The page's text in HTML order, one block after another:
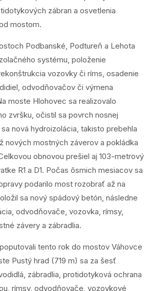
zábran a osvetlenia
mostom.
Podbanské, Podtureň a Lehota
systému, položenie
vozovky či ríms, osadenie
odvodňovačov či výmena
moste Hlohovec sa realizovalo
zvršku, očistil sa povrch nosnej
nová hydroizolácia, takisto prebehla
nových mostných záverov a pokládka
obnovou prešiel aj 103-metrový
R1 a D1. Počas ôsmich mesiacov sa
podarilo most rozobrať až na
sa nový spádový betón, následne
odvodňovače, vozovka, rímsy,
závery a zábradlia.
tento rok do mostov Váhovce
Pustý hrad (719 m) sa za šesť
zábradlia, protidotyková ochrana
rímsy, odvodňovače, vozovkové